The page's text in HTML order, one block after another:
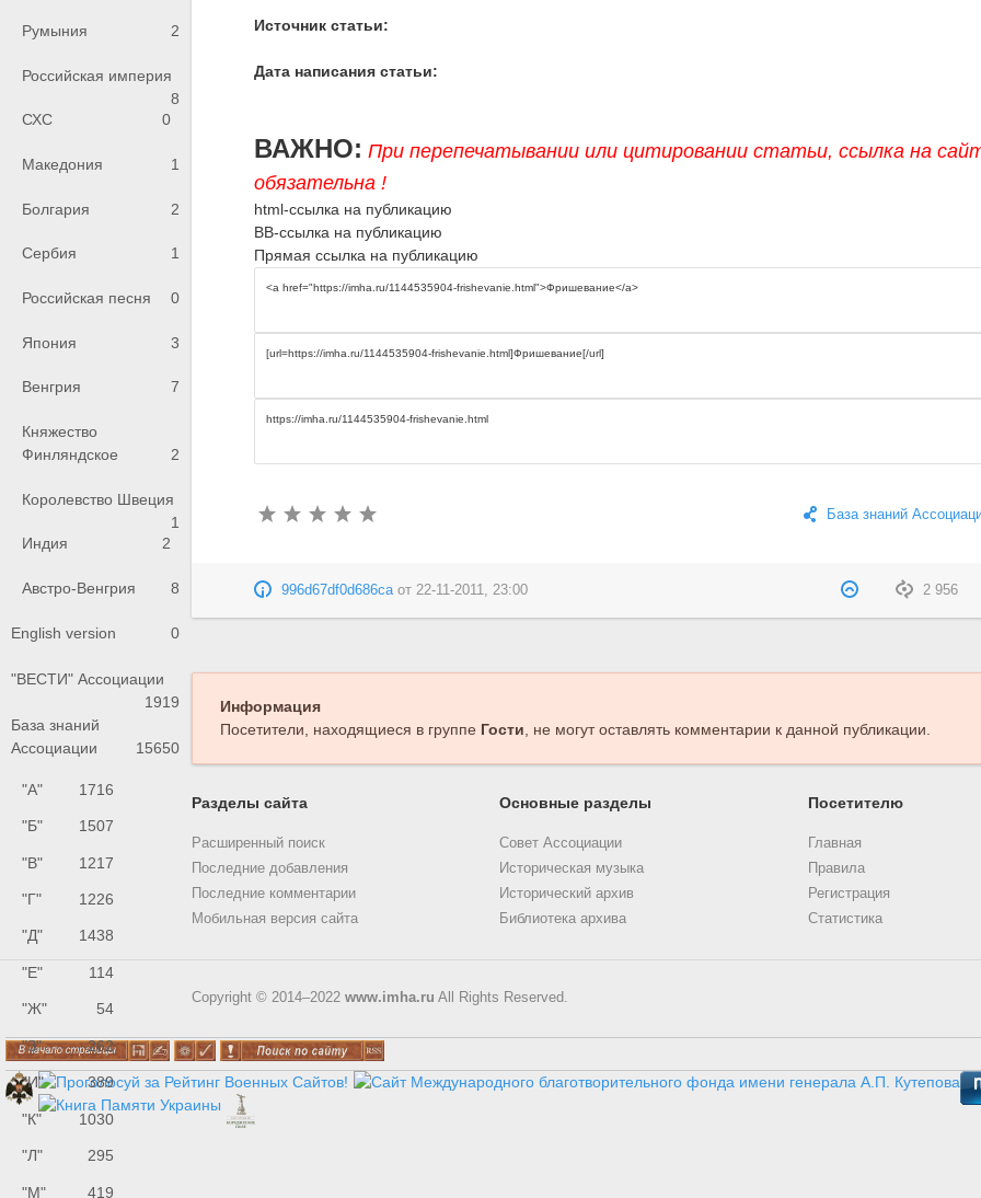
Румыния 2
Российская империя
8
СХС
0
Македония 1
Болгария 2
Сербия 1
Российская песня 0
Япония 3
Венгрия 7
Княжество
Финляндское
2
Королевство Швеция
1
Индия
2
Австро-Венгрия 8
English version 0
"ВЕСТИ" Ассоциации
1919
База знаний
Ассоциации
15650
"А" 1716
"Б" 1507
"В" 1217
"Г" 1226
"Д" 1438
"Е" 114
"Ж" 54
"З" 262
"И" 389
"К" 1030
"Л" 295
"М" 419
Источник статьи:
Дата написания статьи:
ВАЖНО: При перепечатывании или цитировании статьи, ссылка на
обязательна !
html-ссылка на публикацию
BB-ссылка на публикацию
Прямая ссылка на публикацию
База знаний
2 956
996d67df0d686caот22-11-2011, 23:00
Информация
Посетители, находящиеся в группе Гости, не могут оставлять комментарии к данной публикации.
Разделы сайта
Расширенный поиск
Последние добавления
Последние комментарии
Мобильная версия сайта
Основные разделы
Совет Ассоциации
Историческая музыка
Исторический архив
Библиотека архива
Посетителю
Главная
Правила
Регистрация
Статистика
Copyright © 2014–2022 www.imha.ru All Rights Reserved.